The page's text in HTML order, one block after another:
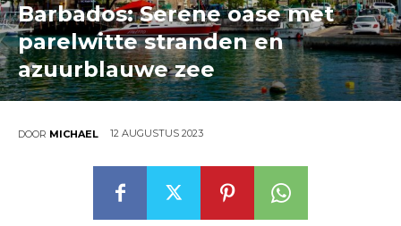
Barbados: Serene oase met
parelwitte stranden en
azuurblauwe zee
DOOR MICHAEL 12 AUGUSTUS 2023